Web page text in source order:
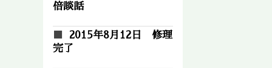
倍談話
2015年8月12日 修理
完了